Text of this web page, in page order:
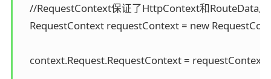
//RequestContext保证了HttpContext和RouteData,
RequestContext requestContext = new
    context.Request.RequestContext = requestContext;